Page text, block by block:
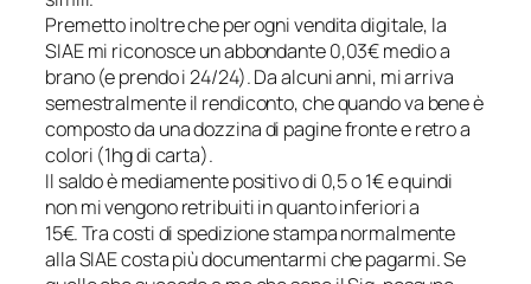
Premetto inoltre che per ogni vendita digitale, la
SIAE mi riconosce un abbondante 0,03€ medio a
brano (e prendo i 24/24). Da alcuni anni, mi arriva
semestralmente il rendiconto, che quando va bene è
composto da una dozzina di pagine fronte e retro a
colori (1hg di carta).
Il saldo è mediamente positivo di 0,5 o 1€ e quindi
non mi vengono retribuiti in quanto inferiori a
15€. Tra costi di spedizione stampa normalmente
alla SIAE costa più documentarmi che pagarmi. Se